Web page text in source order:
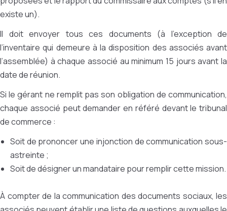
existe un).
Il doit envoyer tous ces documents (à l’exception de
l’inventaire qui demeure à la disposition des associés avant
l’assemblée) à chaque associé au minimum 15 jours avant la
date de réunion.
Si le gérant ne remplit pas son obligation de communication,
chaque associé peut demander en référé devant le tribunal
de commerce :
Soit de prononcer une injonction de communication sous-
astreinte ;
Soit de désigner un mandataire pour remplir cette mission.
À compter de la communication des documents sociaux, les